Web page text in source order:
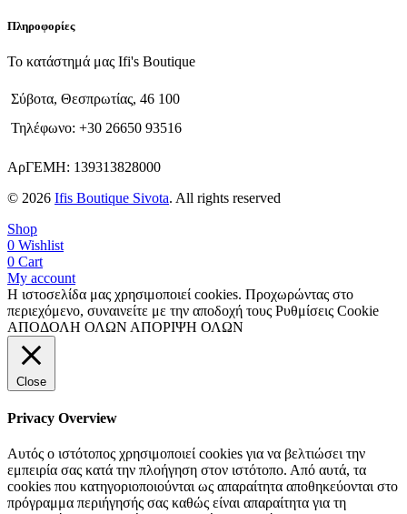
Πληροφορίες
Το κατάστημά μας Ifi's Boutique
Σύβοτα, Θεσπρωτίας, 46 100
Τηλέφωνο: +30 26650 93516
ΑρΓΕΜΗ: 139313828000
© 2026 Ifis Boutique Sivota. All rights reserved
Shop
0 Wishlist
0 Cart
My account
Η ιστοσελίδα μας χρησιμοποιεί cookies. Προχωρώντας στο
περιεχόμενο, συναινείτε με την αποδοχή τους Ρυθμίσεις Cookie
ΑΠΟΔΟΛΗ ΟΛΩΝ ΑΠΟΡΙΨΗ ΟΛΩΝ
Close
Privacy Overview
Αυτός ο ιστότοπος χρησιμοποιεί cookies για να βελτιώσει την
εμπειρία σας κατά την πλοήγηση στον ιστότοπο. Από αυτά, τα
cookies που κατηγοριοποιούνται ως απαραίτητα αποθηκεύονται στο
πρόγραμμα περιήγησής σας καθώς είναι απαραίτητα για τη